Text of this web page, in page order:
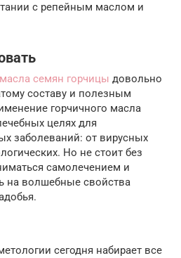
с репейным маслом и
масла семян горчицы довольно
составу и полезным
горчичного масла
целях для
заболеваний: от вирусных
Но не стоит без
самолечением и
на волшебные свойства
сегодня набирает все